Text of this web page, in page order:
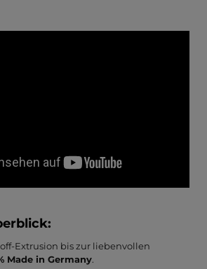
Extrusion bis zur liebenvollen
Made in Germany.